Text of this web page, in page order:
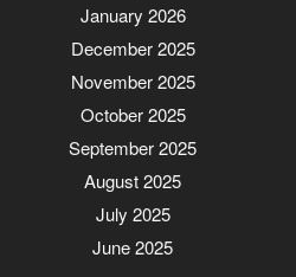
January 2026
December 2025
November 2025
October 2025
September 2025
August 2025
July 2025
June 2025